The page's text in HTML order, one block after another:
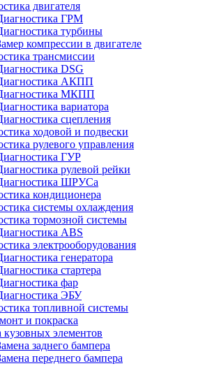
двигателя
ГРМ
турбины
компрессии в двигателе
трансмиссии
DSG
АКПП
МКПП
вариатора
сцепления
ходовой и подвески
рулевого управления
ГУР
рулевой рейки
ШРУСа
кондиционера
системы охлаждения
тормозной системы
ABS
электрооборудования
генератора
стартера
фар
ЭБУ
топливной системы
и покраска
кузовных элементов
заднего бампера
переднего бампера